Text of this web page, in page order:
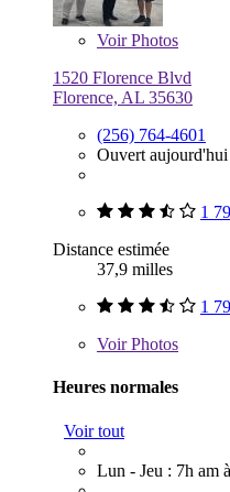
VoirPhotos
1520 Florence Blvd
Florence, AL 35630
(256) 764-4601
Ouvert
1
Distance estimée
37,9 milles
1
VoirPhotos
Heures normales
Voir tout
Lun - Jeu : 7h am